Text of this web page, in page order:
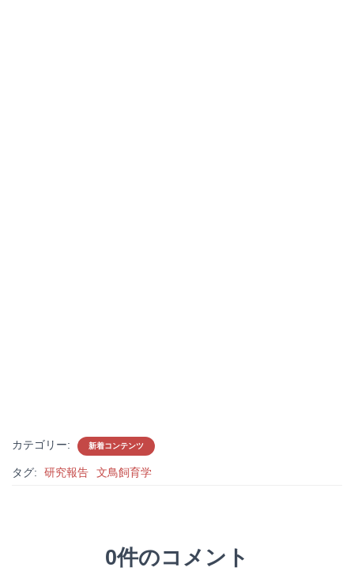
カテゴリー: 新着コンテンツ
タグ: 研究報告 文鳥飼育学
0件のコメント